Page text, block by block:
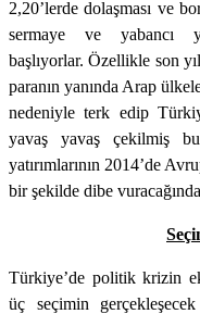
2,20’lerde dolaşması ve
sermaye ve yabancı
başlıyorlar. Özellikle son
paranın yanında Arap
nedeniyle terk edip
yavaş yavaş çekilmiş
yatırımlarının 2014’de
bir şekilde dibe
Türkiye’de politik krizin
üç seçimin gerçekleşecek